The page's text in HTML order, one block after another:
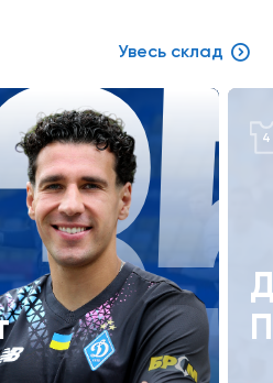
Увесь склад
10